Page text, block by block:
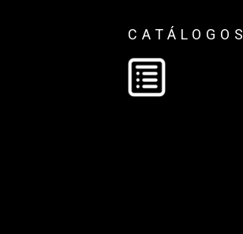
CATÁLOGOS